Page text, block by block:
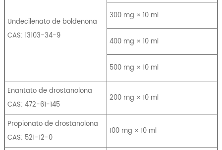
Undecilenato de boldenona
CAS: 13103-34-9
300 mg × 10 ml
400 mg × 10 ml
500 mg × 10 ml
Enantato de drostanolona
CAS: 472-61-145
200 mg × 10 ml
Propionato de drostanolona
CAS: 521-12-0
100 mg × 10 ml